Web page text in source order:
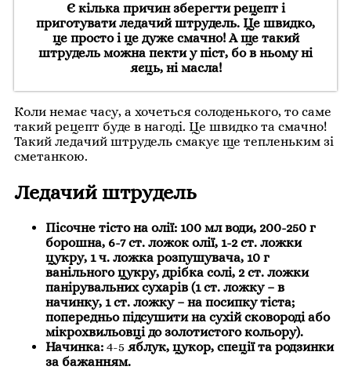
Є кілька причин зберегти рецепт і
приготувати ледачий штрудель. Це швидко,
це просто і це дуже смачно! А ще такий
штрудель можна пекти у піст, бо в ньому ні
яєць, ні масла!
Коли немає часу, а хочеться солоденького, то саме
такий рецепт буде в нагоді. Це швидко та смачно!
Такий ледачий штрудель смакує ще тепленьким зі
сметанкою.
Ледачий штрудель
Пісочне тісто на олії: 100 мл води, 200-250 г
борошна, 6-7 ст. ложок олії, 1-2 ст. ложки
цукру, 1 ч. ложка розпушувача, 10 г
ванільного цукру, дрібка солі, 2 ст. ложки
панірувальних сухарів (1 ст. ложку – в
начинку, 1 ст. ложку – на посипку тіста;
попередньо підсушити на сухій сковороді або
мікрохвильовці до золотистого кольору).
Начинка: 4-5 яблук, цукор, спеції та родзинки
за бажанням.